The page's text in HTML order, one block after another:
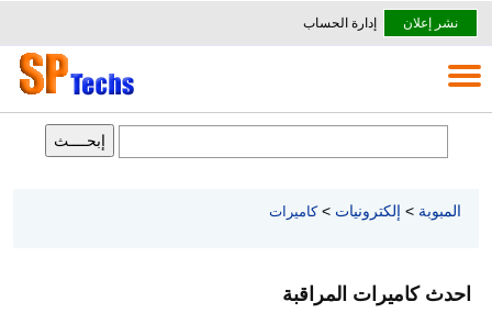
نشر إعلان إدارة الحساب
المبوبة > إلكترونيات > كاميرات
احدث كاميرات المراقبة